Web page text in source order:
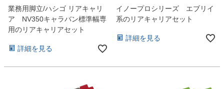
業務用脚立/ハシゴ リアキャリ
ア NV350キャラバン標準幅専
用のリアキャリアセット
詳細を見る
イノープロシリーズ エブリイ
系のリアキャリアセット
詳細を見る